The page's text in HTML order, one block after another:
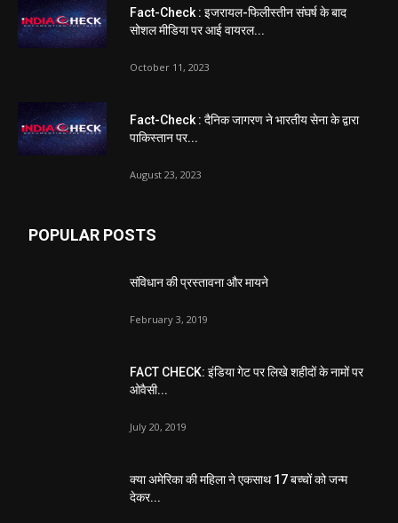
Fact-Check : इजरायल-फिलीस्तीन संघर्ष के बाद
सोशल मीडिया पर आई वायरल...
October 11, 2023
Fact-Check : दैनिक जागरण ने भारतीय सेना के द्वारा
पाकिस्तान पर...
August 23, 2023
POPULAR POSTS
संविधान की प्रस्तावना और मायने
February 3, 2019
FACT CHECK: इंडिया गेट पर लिखे शहीदों के नामों पर
ओवैसी...
July 20, 2019
क्या अमेरिका की महिला ने एकसाथ 17 बच्चों को जन्म
देकर...